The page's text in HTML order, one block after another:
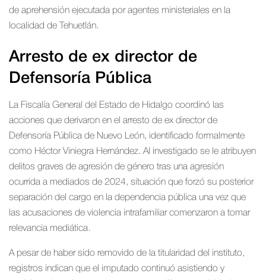
de aprehensión ejecutada por agentes ministeriales en la
localidad de Tehuetlán.
Arresto de ex director de
Defensoría Pública
La Fiscalía General del Estado de Hidalgo coordinó las
acciones que derivaron en el arresto de ex director de
Defensoría Pública de Nuevo León, identificado formalmente
como Héctor Viniegra Hernández. Al investigado se le atribuyen
delitos graves de agresión de género tras una agresión
ocurrida a mediados de 2024, situación que forzó su posterior
separación del cargo en la dependencia pública una vez que
las acusaciones de violencia intrafamiliar comenzaron a tomar
relevancia mediática.
A pesar de haber sido removido de la titularidad del instituto,
registros indican que el imputado continuó asistiendo y